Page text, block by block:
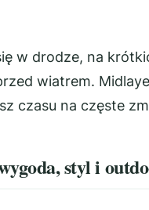
w drodze, na
wiatrem.
czasu na częste
styl i